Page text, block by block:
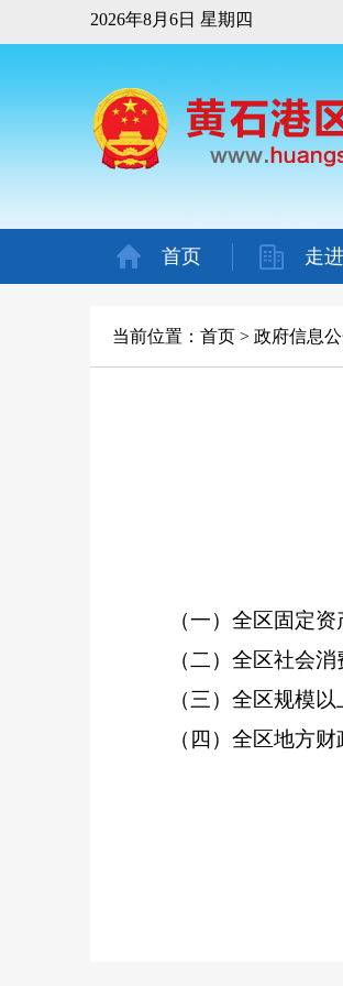
2026年8月6日 星期四
首页 走
当前位置： 首页 > 政府信息
（一）全区固定
（二）全区社会
（三）全区规模
（四）全区地方